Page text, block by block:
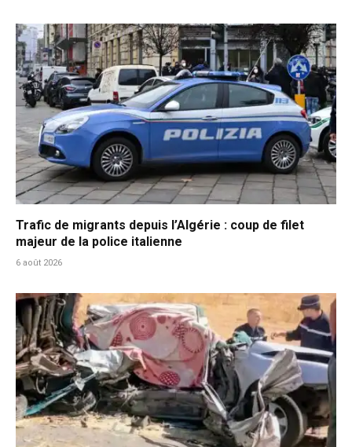
Trafic de migrants depuis l’Algérie : coup de filet
majeur de la police italienne
6 août 2026